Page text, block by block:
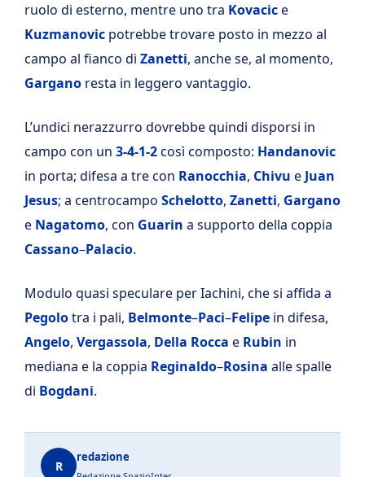
ruolo di esterno, mentre uno tra Kovacice
Kuzmanovic potrebbe trovare posto in mezzo al
campo al fianco di Zanetti, anche se, al momento,
Gargano resta in leggero vantaggio.
L’undici nerazzurro dovrebbe quindi disporsi in
campo con un 3-4-1-2così composto: Handanovic
in porta; difesa a tre con Ranocchia, Chivu e Juan
Jesus; a centrocampo Schelotto, Zanetti, Gargano
e Nagatomo, con Guarin a supporto della coppia
Cassano–Palacio.
Modulo quasi speculare per Iachini, che si affida a
Pegolotra i pali, Belmonte–Paci–Felipe in difesa,
Angelo, Vergassola, Della Rocca e Rubin in
mediana e la coppia Reginaldo–Rosina alle spalle
di Bogdani.
R
redazione